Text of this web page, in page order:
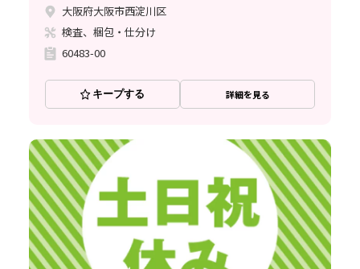
大阪府大阪市西淀川区
検査、梱包・仕分け
60483-00
キープする 詳細を見る